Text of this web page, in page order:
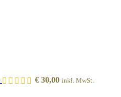
€ 30,00 inkl. MwSt.